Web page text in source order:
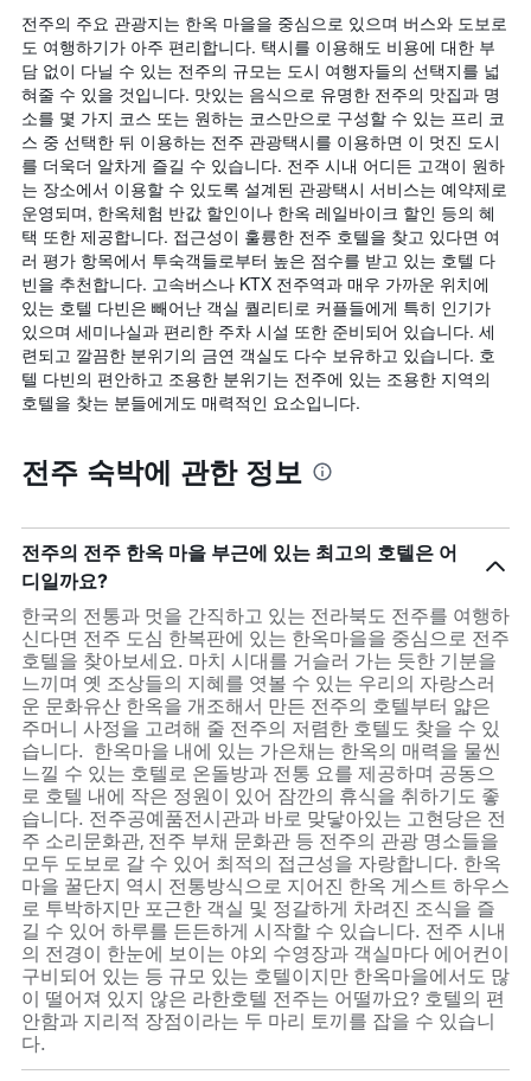
전주의 주요 관광지는 한옥 마을을 중심으로 있으며 버스와 도보로
도 여행하기가 아주 편리합니다. 택시를 이용해도 비용에 대한 부
담 없이 다닐 수 있는 전주의 규모는 도시 여행자들의 선택지를 넓
혀줄 수 있을 것입니다. 맛있는 음식으로 유명한 전주의 맛집과 명
소를 몇 가지 코스 또는 원하는 코스만으로 구성할 수 있는 프리 코
스 중 선택한 뒤 이용하는 전주 관광택시를 이용하면 이 멋진 도시
를 더욱더 알차게 즐길 수 있습니다. 전주 시내 어디든 고객이 원하
는 장소에서 이용할 수 있도록 설계된 관광택시 서비스는 예약제로
운영되며, 한옥체험 반값 할인이나 한옥 레일바이크 할인 등의 혜
택 또한 제공합니다. 접근성이 훌륭한 전주 호텔을 찾고 있다면 여
러 평가 항목에서 투숙객들로부터 높은 점수를 받고 있는 호텔 다
빈을 추천합니다. 고속버스나 KTX 전주역과 매우 가까운 위치에
있는 호텔 다빈은 빼어난 객실 퀄리티로 커플들에게 특히 인기가
있으며 세미나실과 편리한 주차 시설 또한 준비되어 있습니다. 세
련되고 깔끔한 분위기의 금연 객실도 다수 보유하고 있습니다. 호
텔 다빈의 편안하고 조용한 분위기는 전주에 있는 조용한 지역의
호텔을 찾는 분들에게도 매력적인 요소입니다.
전주 숙박에 관한 정보
전주의 전주 한옥 마을 부근에 있는 최고의 호텔은 어
디일까요?
한국의 전통과 멋을 간직하고 있는 전라북도 전주를 여행하
신다면 전주 도심 한복판에 있는 한옥마을을 중심으로 전주
호텔을 찾아보세요. 마치 시대를 거슬러 가는 듯한 기분을
느끼며 옛 조상들의 지혜를 엿볼 수 있는 우리의 자랑스러
운 문화유산 한옥을 개조해서 만든 전주의 호텔부터 얇은
주머니 사정을 고려해 줄 전주의 저렴한 호텔도 찾을 수 있
습니다. 한옥마을 내에 있는 가은채는 한옥의 매력을 물씬
느낄 수 있는 호텔로 온돌방과 전통 요를 제공하며 공동으
로 호텔 내에 작은 정원이 있어 잠깐의 휴식을 취하기도 좋
습니다. 전주공예품전시관과 바로 맞닿아있는 고현당은 전
주 소리문화관, 전주 부채 문화관 등 전주의 관광 명소들을
모두 도보로 갈 수 있어 최적의 접근성을 자랑합니다. 한옥
마을 꿀단지 역시 전통방식으로 지어진 한옥 게스트 하우스
로 투박하지만 포근한 객실 및 정갈하게 차려진 조식을 즐
길 수 있어 하루를 든든하게 시작할 수 있습니다. 전주 시내
의 전경이 한눈에 보이는 야외 수영장과 객실마다 에어컨이
구비되어 있는 등 규모 있는 호텔이지만 한옥마을에서도 많
이 떨어져 있지 않은 라한호텔 전주는 어떨까요? 호텔의 편
안함과 지리적 장점이라는 두 마리 토끼를 잡을 수 있습니
다.